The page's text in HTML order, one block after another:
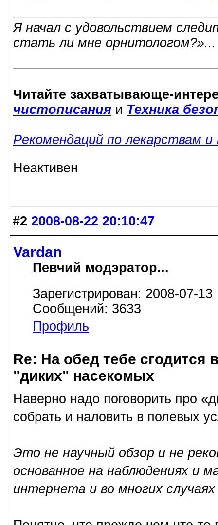
Я начал с удовольствием
стать ли мне
Читайте захватывающе-
чистописания и Техника
Рекомендаций по лекарствам
Неактивен
#2 2008-08-22 20:10:47
Vardan
Певчий модэратор...
Зарегистрирован: 2008-07-13
Сообщений: 3633
Профиль
Re: На обед тебе сгодится
"диких" насекомых
Наверно надо поговорить про
собрать и наловить в полевых
Это не научный обзор и не
основанное на наблюдениях и
интернета и во многих